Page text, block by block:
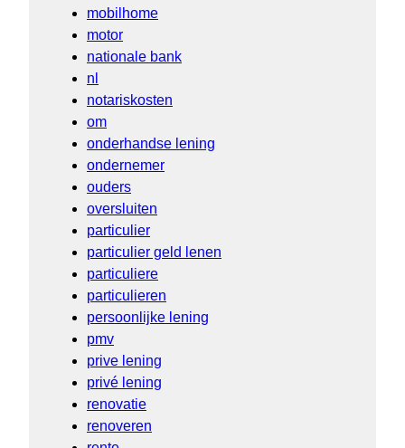
mobilhome
motor
nationale bank
nl
notariskosten
om
onderhandse lening
ondernemer
ouders
oversluiten
particulier
particulier geld lenen
particuliere
particulieren
persoonlijke lening
pmv
prive lening
privé lening
renovatie
renoveren